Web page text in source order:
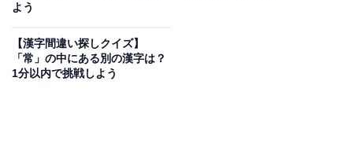
よう
【漢字間違い探しクイズ】
「常」の中にある別の漢字は？
1分以内で挑戦しよう